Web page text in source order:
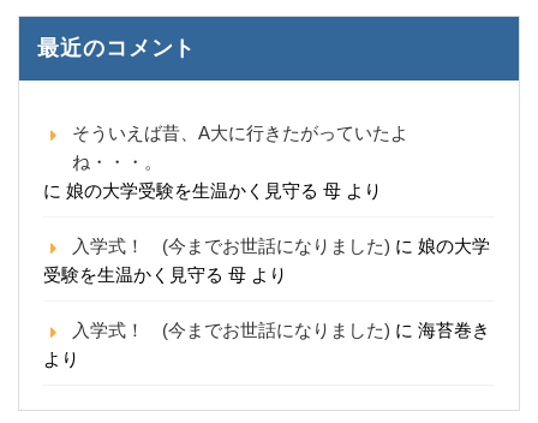
最近のコメント
そういえば昔、A大に行きたがっていたよ
ね・・・。
に 娘の大学受験を生温かく見守る 母 より
入学式！ (今までお世話になりました) に 娘の大学
受験を生温かく見守る 母 より
入学式！ (今までお世話になりました) に 海苔巻き
より